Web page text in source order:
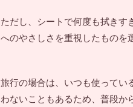
ただし、シートで何度も拭き
へのやさしさを重視したものを
旅行の場合は、いつも使ってい
わないこともあるため、普段か